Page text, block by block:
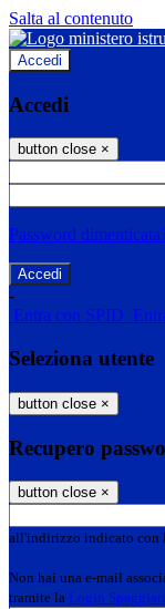
Salta al contenuto
Accedi
Accedi
button close ×
Password
-
Entra con SPID
Seleziona utente
button close ×
Recupero
button close ×
all'indirizzo indicato con
Non hai una e-mail
tramite la Login Spaggiari